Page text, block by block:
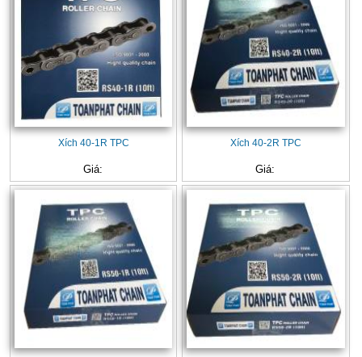
Xích 40-1R TPC
Giá:
Xích 40-2R TPC
Giá: